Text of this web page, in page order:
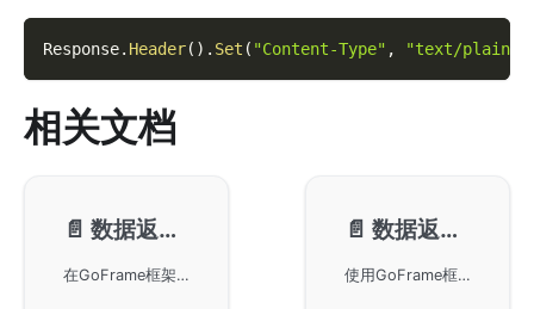
Response. Header( ) . Set ( "Content-Type" , "text/plain;
相关文档
📄️ 数据返回-缓冲控制
在GoFrame框架中如何实现数据返回的缓冲控制。通过使用缓冲区可以提高执行效率并提供更灵活的输出控制。示例代码展示了如何通过中间件统一处理返回数据，避免错误信息直接暴露给客户端，并提供自定义的错误信息提示。
📄️ 数据返回-JSON/XML
使用GoFrame框架的Response对象实现数据返回功能，支持JSON和XML格式输出。通过WriteJson、WriteXml等方法，可以轻松实现内容输出。示例代码展示了如何使用GoFrame构建HTTP服务器，并提供支持JSONP协议的实现方式。